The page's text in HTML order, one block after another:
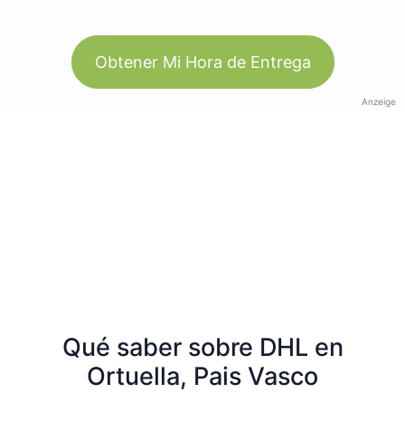
Obtener Mi Hora de Entrega
Anzeige
Qué saber sobre DHL en
Ortuella, Pais Vasco